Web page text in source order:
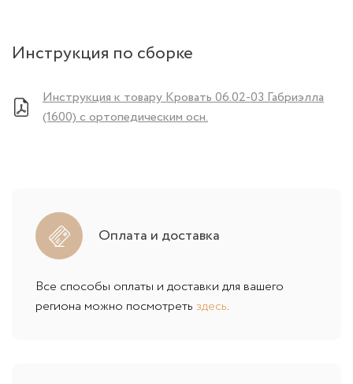
Инструкция по сборке
Инструкция к товару Кровать 06.02-03 Габриэлла
(1600) с ортопедическим осн.
Оплата и доставка
Все способы оплаты и доставки для вашего
региона можно посмотреть здесь.